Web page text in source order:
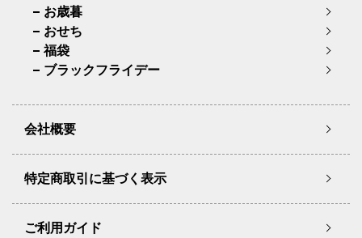
お歳暮
おせち
福袋
ブラックフライデー
会社概要
特定商取引に基づく表示
ご利用ガイド